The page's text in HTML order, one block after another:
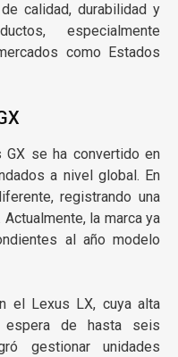
calidad, durabilidad y
especialmente
como Estados
GX se ha convertido en
a nivel global. En
registrando una
la marca ya
al año modelo
el Lexus LX, cuya alta
espera de hasta seis
gestionar unidades